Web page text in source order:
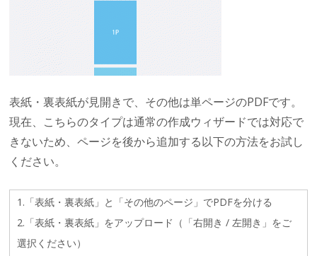
表紙・裏表紙が見開きで、その他は単ページのPDFです。
現在、こちらのタイプは通常の作成ウィザードでは対応で
きないため、ページを後から追加する以下の方法をお試し
ください。
1.「表紙・裏表紙」と「その他のページ」でPDFを分ける
2.「表紙・裏表紙」をアップロード（「右開き / 左開き」をご
選択ください）